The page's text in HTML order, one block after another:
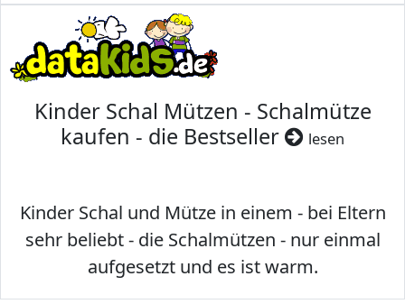
Kinder Schal Mützen - Schalmütze
kaufen - die Bestseller
lesen
Kinder Schal und Mütze in einem - bei Eltern
sehr beliebt - die Schalmützen - nur einmal
aufgesetzt und es ist warm.